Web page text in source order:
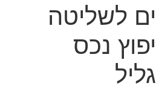
לשליטה
נכס